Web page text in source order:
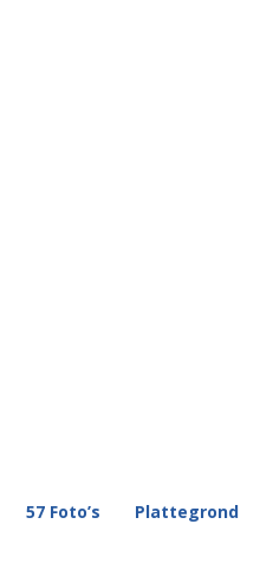
57 Foto’s Plattegrond